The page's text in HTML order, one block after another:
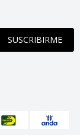
SUSCRIBIRME